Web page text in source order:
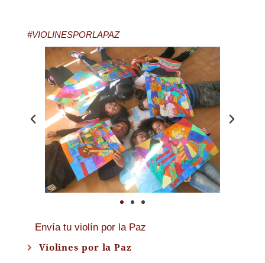
#VIOLINESPORLAPAZ
Envía tu violín por la Paz
Violines por la Paz